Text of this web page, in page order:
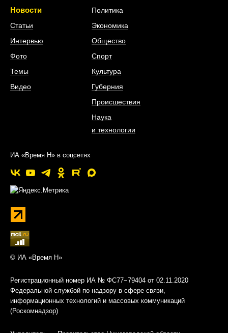
Новости
Статьи
Интервью
Фото
Темы
Видео
Политика
Экономика
Общество
Спорт
Культура
Губерния
Происшествия
Наука
и технологии
ИА «Время Н» в соцсетях
© ИА «Время Н»
Регистрационный номер ИА № ФС77−79404 от 02.11.2020
Федеральной службой по надзору в сфере связи,
информационных технологий и массовых коммуникаций
(Роскомнадзор)